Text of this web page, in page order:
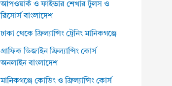
আপওয়ার্ক ও ফাইভার শেখার টুলস ও
রিসোর্স বাংলাদেশ
ঢাকা থেকে ফ্রিল্যান্সিং ট্রেনিং মানিকগঞ্জে
গ্রাফিক ডিজাইন ফ্রিল্যান্সিং কোর্স
অনলাইন বাংলাদেশ
মানিকগঞ্জে কোডিং ও ফ্রিল্যান্সিং কোর্স